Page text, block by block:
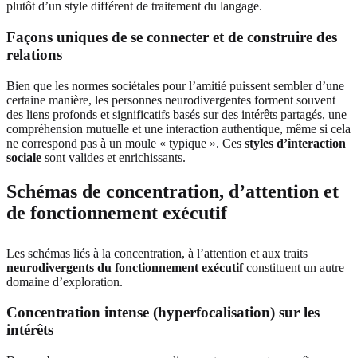
plutôt d’un style différent de traitement du langage.
Façons uniques de se connecter et de construire des
relations
Bien que les normes sociétales pour l’amitié puissent sembler d’une
certaine manière, les personnes neurodivergentes forment souvent
des liens profonds et significatifs basés sur des intérêts partagés, une
compréhension mutuelle et une interaction authentique, même si cela
ne correspond pas à un moule « typique ». Ces styles d’interaction
sociale sont valides et enrichissants.
Schémas de concentration, d’attention et
de fonctionnement exécutif
Les schémas liés à la concentration, à l’attention et aux traits
neurodivergents du fonctionnement exécutifconstituent un autre
domaine d’exploration.
Concentration intense (hyperfocalisation) sur les
intérêts